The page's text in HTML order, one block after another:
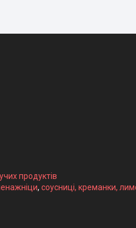
продуктів
, соусниці, креманки,